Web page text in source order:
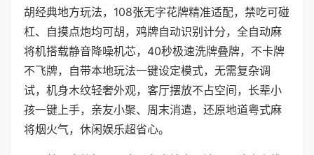
胡经典地方玩法，108张无字花牌精准适配，禁吃可碰
杠、自摸点炮均可胡，鸡牌自动识别计分，全自动麻
将机搭载静音降噪机芯，40秒极速洗牌叠牌，不卡牌
不飞牌，自带本地玩法一键设定模式，无需复杂调
试，机身木纹轻奢外观，客厅摆放不占空间，长辈小
孩一键上手，亲友小聚、周末消遣，还原地道粤式麻
将烟火气，休闲娱乐超省心。